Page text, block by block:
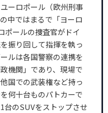
ーロポール（欧州刑事
中ではまるで「ヨーロ
ポールの捜査官がドイ
振り回して指揮を執っ
ルは各国警察の連携を
機関」であり、現場で
国での武装権など持っ
何十台ものパトカーで
台のSUVをストップさせ